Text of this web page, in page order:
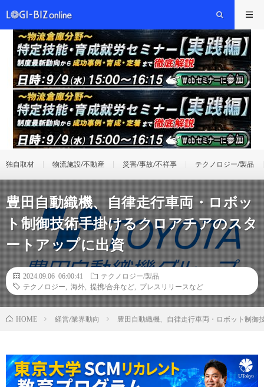
独自取材 物流施設/不動産 災害/事故/不祥事 テクノロジー/製品
豊田自動織機、自律走行車両・ロボッ
ト制御技術手掛けるクロアチアのスタ
ートアップに出資
2024.09.06 06:00:41
テクノロジー/製品
テクノロジー
海外 提携/合弁など プレスリリースなど
HOME 経営/業界動向 豊田自動織機、自律走行車両・ロボット制御